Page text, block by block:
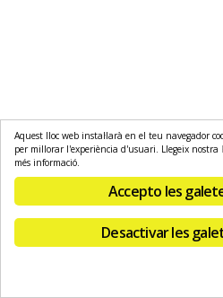
Aquest lloc web instal·larà en el teu navegador
per millorar l'experiència d'usuari. Llegeix nostra
més informació.
Accepto les
Desactivar les